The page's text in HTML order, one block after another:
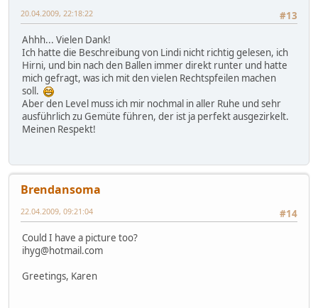
#13
20.04.2009, 22:18:22
Ahhh... Vielen Dank!
Ich hatte die Beschreibung von Lindi nicht richtig gelesen, ich
Hirni, und bin nach den Ballen immer direkt runter und hatte
mich gefragt, was ich mit den vielen Rechtspfeilen machen
soll.
Aber den Level muss ich mir nochmal in aller Ruhe und sehr
ausführlich zu Gemüte führen, der ist ja perfekt ausgezirkelt.
Meinen Respekt!
Brendansoma
#14
22.04.2009, 09:21:04
Could I have a picture too?
ihyg@hotmail.com
Greetings, Karen